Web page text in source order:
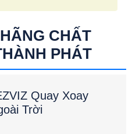
CHẤT
PHÁT
Quay Xoay
Trời